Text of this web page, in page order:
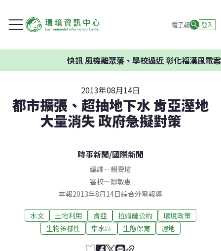
電子報 登入
快訊風機離聚落、學校過近 彰化福漢風電案環
2013年08月14日
都市擴張、超抽地下水 肯亞溼地
大量消失 政府急擬對策
時事新聞/國際新聞
編譯—賴雯瑄
審校—鄒敏惠
本報2013年8月14日綜合外電報導
水文 土地利用 肯亞 拉姆薩公約
環境政策
生物多樣性
集水區 生態保育 濕地